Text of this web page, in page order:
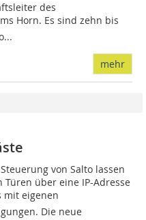
des
Horn. Es sind zehn bis
mehr
von Salto lassen
Türen über eine IP-Adresse
mit eigenen
Die neue